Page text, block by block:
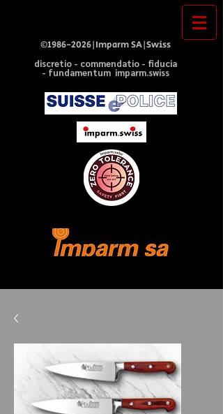
©1986-2026|Imparm SA|Swiss
discretio - commendatio - fiducia
- fundamentum imparm.swiss